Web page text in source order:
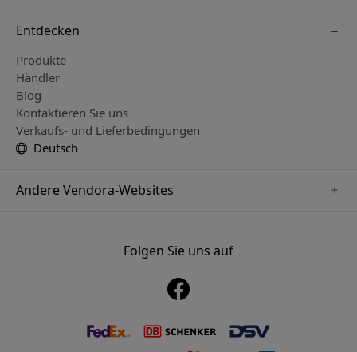
Entdecken
Produkte
Händler
Blog
Kontaktieren Sie uns
Verkaufs- und Lieferbedingungen
Deutsch
Andere Vendora-Websites
www.nordicsmartlight.seFolgen Sie uns auf